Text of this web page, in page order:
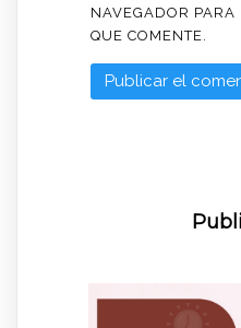
NAVEGADOR
QUE COMENTE.